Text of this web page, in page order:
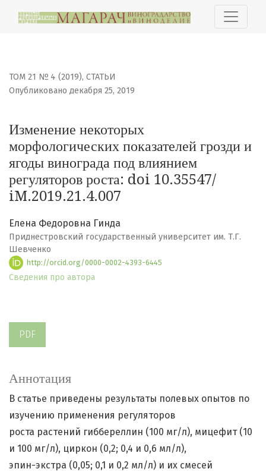
Изменение некоторых морфологических
ТОМ 21 № 4 (2019), СТАТЬИ
Изменение некоторых
морфологических показателей грозди и
ягоды винограда под влиянием
регуляторов роста: doi 10.35547/
iM.2019.21.4.007
Опубликовано декабря 25, 2019
Елена Федоровна Гинда
Приднестровский государственный университет им. Т.Г.
Шевченко
http://orcid.org/0000-0002-4393-6445
Сведения про автора
PDF
Аннотация
В статье приведены результаты полевых опытов по
изучению применения регуляторов
роста растений гиббереллин (100 мг/л), мицефит (10
и 100 мг/л), циркон (0,2; 0,4 и 0,6 мл/л),
эпин-экстра (0,05; 0,1 и 0,2 мл/л) и их смесей